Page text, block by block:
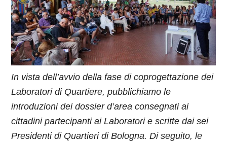
In vista dell’avvio della fase di coprogettazione dei
Laboratori di Quartiere, pubblichiamo le
introduzioni dei dossier d’area consegnati ai
cittadini partecipanti ai Laboratori e scritte dai sei
Presidenti di Quartieri di Bologna. Di seguito, le